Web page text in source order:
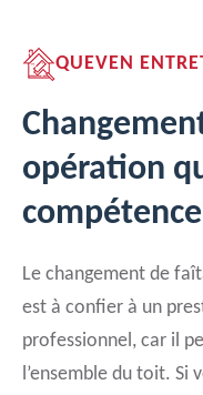
QUEVEN
opération
Le changement de
est à confier à un
professionnel, car il
l’ensemble du toit. Si